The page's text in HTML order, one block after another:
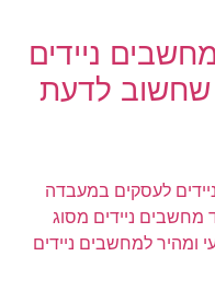
ניידים
שחשוב לדעת